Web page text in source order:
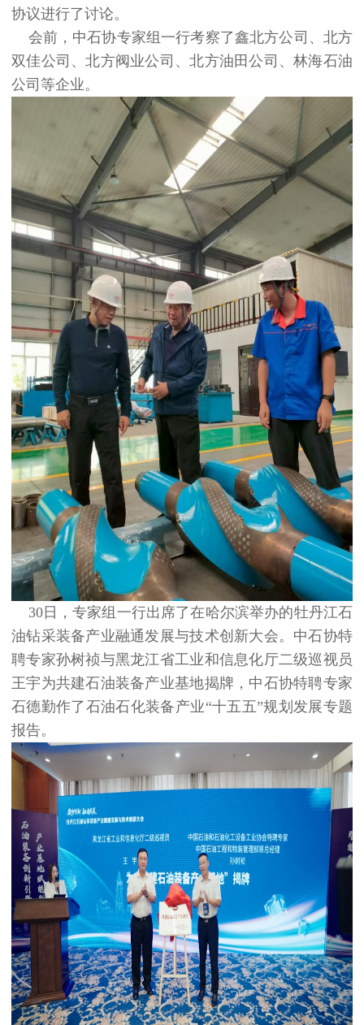
协议进行了讨论。
会前，中石协专家组一行考察了鑫北方公司、北方
双佳公司、北方阀业公司、北方油田公司、林海石油
公司等企业。
30日，专家组一行出席了在哈尔滨举办的牡丹江石
油钻采装备产业融通发展与技术创新大会。中石协特
聘专家孙树祯与黑龙江省工业和信息化厅二级巡视员
王宇为共建石油装备产业基地揭牌，中石协特聘专家
石德勤作了石油石化装备产业“十五五”规划发展专题
报告。